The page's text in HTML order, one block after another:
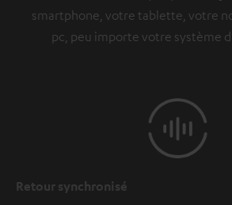
smartphone, votre tablette, votre
pc, peu importe votre système
Retour synchronisé